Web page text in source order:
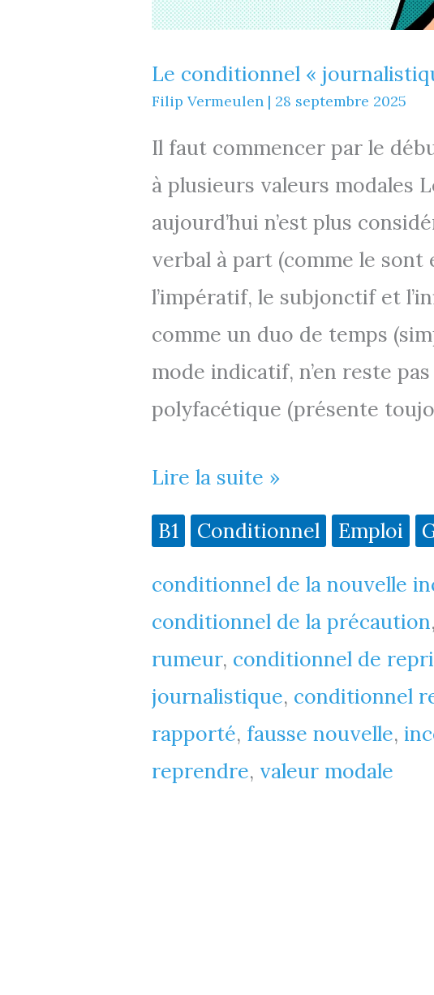
Le conditionnel «
Filip Vermeulen | 28 septembre 2025
Il faut commencer par le
à plusieurs valeurs modales
aujourd’hui n’est plus
verbal à part (comme le sont
l’impératif, le subjonctif et
comme un duo de temps
mode indicatif, n’en reste
polyfacétique (présente
Le
conditionnel
« journalistique »
(B1)
Lire la suite »
B1 Conditionnel Emploi
conditionnel de la nouvelle
conditionnel de la précaution,
rumeur, conditionnel de
journalistique, conditionnel
rapporté, fausse nouvelle,
reprendre, valeur modale